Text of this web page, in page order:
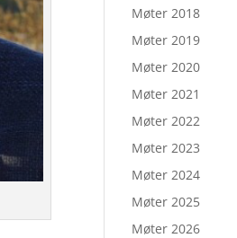
Møter 2018
Møter 2019
Møter 2020
Møter 2021
Møter 2022
Møter 2023
Møter 2024
Møter 2025
Møter 2026